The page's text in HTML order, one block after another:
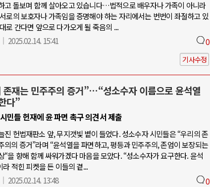
고 돌보며 함께 살아오고 있습니다…법적으로 배우자나 가족이 아니라
로의 보호자나 가족임을 증명해야 하는 자리에서는 번번이 좌절하고 있
로 간다면 앞으로 다가오게 될 죽음의 ...
2025.02.14. 15:41 0
기사수정
존재는 민주주의 증거”…“성소수자 이름으로 윤석열
다”
민들 헌재에 윤 파면 촉구 의견서 제출
진 헌법재판소 앞, 무지갯빛 볕이 들었다. 성소수자 시민들은 “우리의 존
의의 증거”라며 “윤석열을 파면하고, 평등과 민주주의, 존엄이 보장되는
“을 향해 함께 싸워가겠다 마음을 모았다. “성소수자가 요구한다. 윤석
라 적힌 피켓을 든 이들의 곁...
2025.02.14. 13:48 0
운 글로..
확산..
식하고 ..
나토, 우크라 군사지원 2027년까지 공..
우크라이나, 덴마크, 에스토니아, 네덜란..